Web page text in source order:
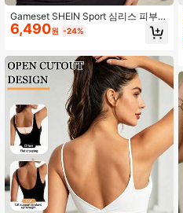
Gameset SHEIN Sport 심리스 피부
친화적인 여성 스포츠 브라
6,490원 -24%